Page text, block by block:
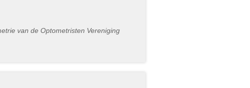
van de Optometristen Vereniging